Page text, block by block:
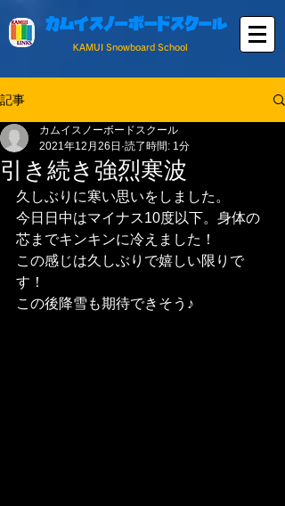
カムイスノーボードスクール
KAMUI Snowboard School
記事
引き続き強烈寒波
カムイスノーボードスクール
2021年12月26日 読了時間: 1分
久しぶりに寒い思いをしました。
今日日中はマイナス10度以下。身体の
芯までキンキンに冷えました！
この感じは久しぶりで嬉しい限りで
す！
この後降雪も期待できそう♪